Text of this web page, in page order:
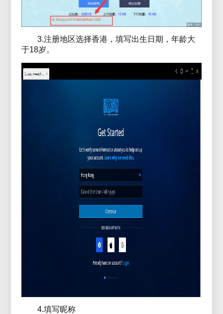
3.注册地区选择香港，填写出生日期，年龄大
于18岁。
4.填写昵称